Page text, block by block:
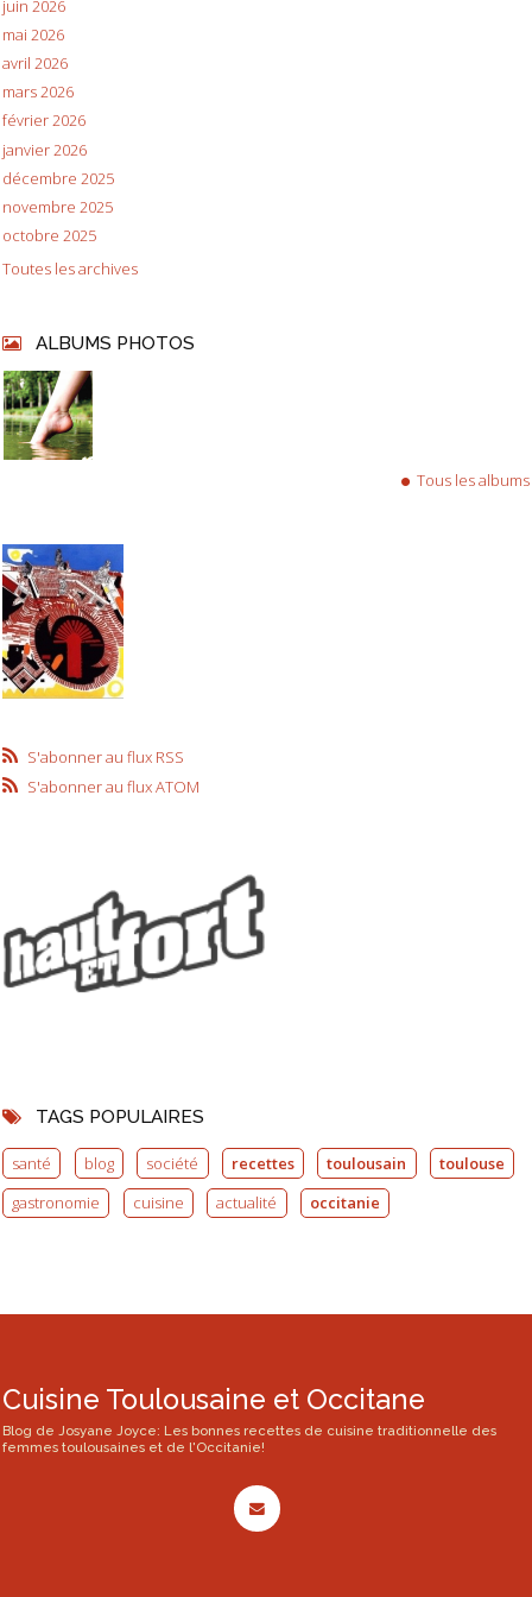
juin 2026
mai 2026
avril 2026
mars 2026
février 2026
janvier 2026
décembre 2025
novembre 2025
octobre 2025
Toutes les archives
ALBUMS PHOTOS
Tous les albums
S'abonner au flux RSS
S'abonner au flux ATOM
TAGS POPULAIRES
santé blog société recettes toulousain
toulouse
gastronomie
cuisine actualité occitanie
Cuisine Toulousaine et Occitane
Blog de Josyane Joyce: Les bonnes recettes de cuisine traditionnelle des
femmes toulousaines et de l'Occitanie!